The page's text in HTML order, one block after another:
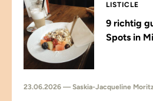
LISTICLE
9 richtig
Spots in
23.06.2026 — Saskia-Jacqueline